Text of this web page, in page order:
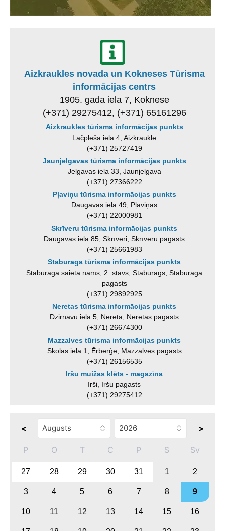
Aizkraukles novada un Kokneses Tūrisma
informācijas centrs
1905. gada iela 7, Koknese
(+371) 29275412, (+371) 65161296
Aizkraukles tūrisma informācijas punkts
Lāčplēša iela 4, Aizkraukle
(+371) 25727419
Jaunjelgavas tūrisma informācijas punkts
Jelgavas iela 33, Jaunjelgava
(+371) 27366222
Pļaviņu tūrisma informācijas punkts
Daugavas iela 49, Pļaviņas
(+371) 22000981
Skrīveru tūrisma informācijas punkts
Daugavas iela 85, Skrīveri, Skrīveru pagasts
(+371) 25661983
Staburaga tūrisma informācijas punkts
Staburaga saieta nams, 2. stāvs, Staburags, Staburaga
pagasts
(+371) 29892925
Neretas tūrisma informācijas punkts
Dzirnavu iela 5, Nereta, Neretas pagasts
(+371) 26674300
Mazzalves tūrisma informācijas punkts
Skolas iela 1, Ērberģe, Mazzalves pagasts
(+371) 26156535
Iršu muižas klēts - magazīna
Irši, Iršu pagasts
(+371) 29275412
< >
P O T C P S Sv
27 28 29 30 31 1 2
3 4 5 6 7 8 9
10 11 12 13 14 15 16